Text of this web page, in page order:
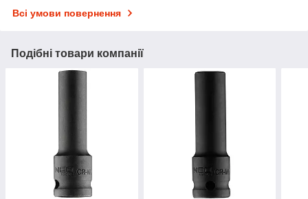
Всі умови повернення
Подібні товари компанії